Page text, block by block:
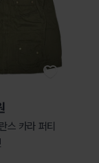
스 카라 퍼티